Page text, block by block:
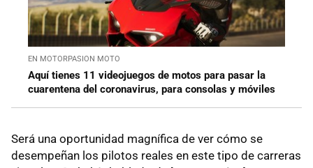
EN MOTORPASION MOTO
Aquí tienes 11 videojuegos de motos para pasar la
cuarentena del coronavirus, para consolas y móviles
Será una oportunidad magnífica de ver cómo se
desempeñan los pilotos reales en este tipo de carreras